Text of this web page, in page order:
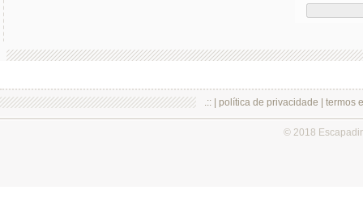
.:: | política de privacidade termos
© 2018